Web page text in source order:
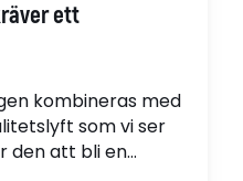
ett
kombineras med
som vi ser
den att bli en